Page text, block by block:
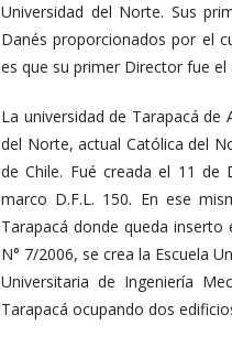
Universidad del Norte. Sus
Danés proporcionados por el
es que su primer Director fue el
La universidad de Tarapacá de
del Norte, actual Católica del
de Chile. Fué creada el 11
marco D.F.L. 150. En ese
Tarapacá donde queda
N° 7/2006, se crea la Escuela
Universitaria de Ingeniería
Tarapacá ocupando dos